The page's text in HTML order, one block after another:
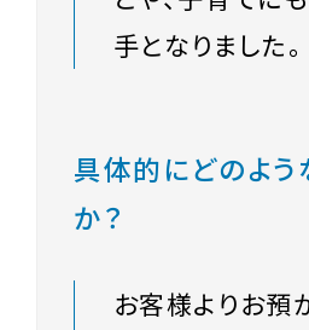
手となりました。
具体的にどのよ
か？
お客様よりお預